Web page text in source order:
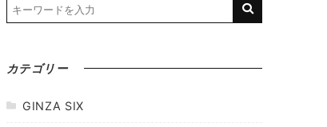
カテゴリー
GINZA SIX